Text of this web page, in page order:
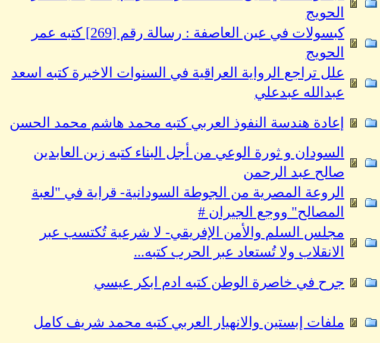
الحويج
كبسولات في عين العاصفة : رسالة رقم [269] كتبه عمر
الحويج
علل تراجع الرواية العراقية في السنوات الاخيرة كتبه اسعد
عبدالله عبدعلي
إعادة هندسة النفوذ العربي كتبه محمد هاشم محمد الحسن
السودان و ثورة الوعي من أجل البناء كتبه زين العابدين
صالح عبد الرحمن
الروعة المصرية من الجوطة السودانية- قراية في "لعبة
المصالح" ووجع الجيران #
مجلس السلم والأمن الإفريقي- لا شرعية تُكتسب عبر
الانقلاب ولا تُستعاد عبر الحرب كتبه...
جرح في خاصرة الوطن كتبه ادم ابكر عيسي
ملفات إبستين والانهيار العربي كتبه محمد شريف كامل